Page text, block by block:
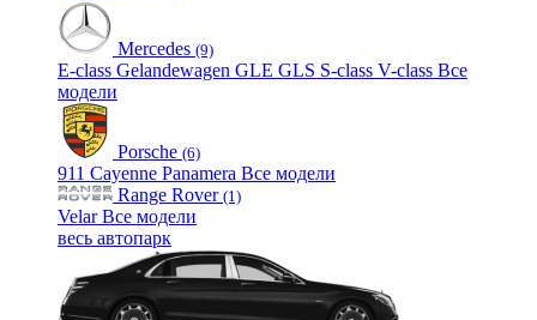
Mercedes (9)
E-class Gelandewagen GLE GLS S-class V-class Все
модели
Porsche (6)
911 Cayenne Panamera Все модели
Range Rover (1)
VelarВсе модели
весь автопарк